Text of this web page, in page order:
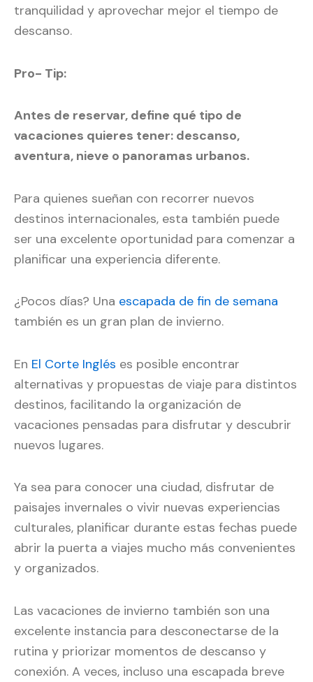
tranquilidad y aprovechar mejor el tiempo de
descanso.
Pro- Tip:
Antes de reservar, define qué tipo de
vacaciones quieres tener: descanso,
aventura, nieve o panoramas urbanos.
Para quienes sueñan con recorrer nuevos
destinos internacionales, esta también puede
ser una excelente oportunidad para comenzar a
planificar una experiencia diferente.
¿Pocos días? Una escapada de fin de semana
también es un gran plan de invierno.
En El Corte Inglés es posible encontrar
alternativas y propuestas de viaje para distintos
destinos, facilitando la organización de
vacaciones pensadas para disfrutar y descubrir
nuevos lugares.
Ya sea para conocer una ciudad, disfrutar de
paisajes invernales o vivir nuevas experiencias
culturales, planificar durante estas fechas puede
abrir la puerta a viajes mucho más convenientes
y organizados.
Las vacaciones de invierno también son una
excelente instancia para desconectarse de la
rutina y priorizar momentos de descanso y
conexión. A veces, incluso una escapada breve